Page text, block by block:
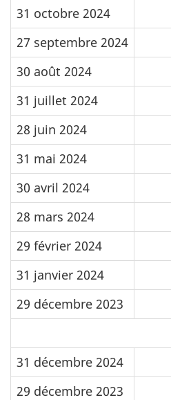
31 octobre 2024
27 septembre 2024
30 août 2024
31 juillet 2024
28 juin 2024
31 mai 2024
30 avril 2024
28 mars 2024
29 février 2024
31 janvier 2024
29 décembre 2023
31 décembre 2024
29 décembre 2023